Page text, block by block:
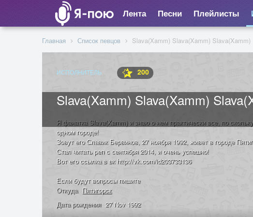
Лента Песни Плейлисты
Главная Список певцов Slava(Xamm) Slava(Xamm) Slava(Xamm)
ИСПОЛНИТЕЛЬ 200
Slava(Xamm) Slava(Xamm)
Я фанатка Slava(Xamm) и знаю о нем практически все, по
одном городе!
Зовут его Славик Бервинов, 27 ноября 1992, живет в городе
Стал читать реп с сентября 2014, и очень успешно!
Вот его ссылка в вк http://vk.com/id203733136
Если будут вопросы пишите
Откуда Пятигорск
Дата рождения 27 Nov 1992